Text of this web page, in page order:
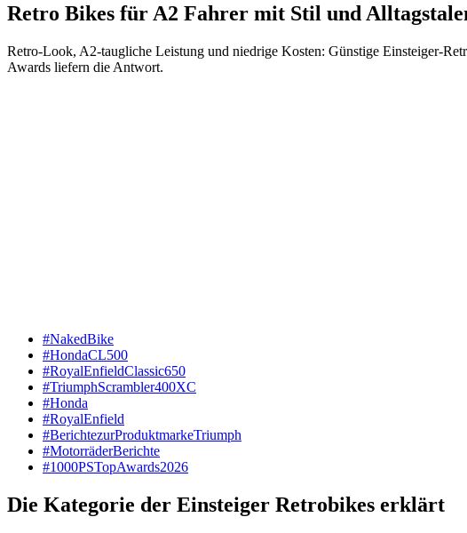
Retro Bikes für A2 Fahrer mit Stil und
Retro-Look, A2-taugliche Leistung und niedrige Kosten: Günstige Einsteiger-
Awards liefern die Antwort.
#NakedBike
#HondaCL500
#RoyalEnfieldClassic650
#TriumphScrambler400XC
#Honda
#RoyalEnfield
#BerichtezurProduktmarkeTriumph
#MotorräderBerichte
#1000PSTopAwards2026
Die Kategorie der Einsteiger Retrobikes erklärt